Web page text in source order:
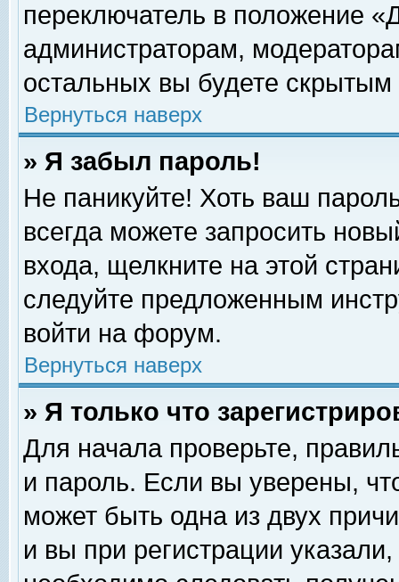
переключатель в положение
администраторам,
остальных вы будете скрытым
Вернуться наверх
» Я забыл пароль!
Не паникуйте! Хоть ваш
всегда можете запросить
входа, щелкните на этой
следуйте предложенным
войти на форум.
Вернуться наверх
» Я только что
Для начала проверьте,
и пароль. Если вы уверены,
может быть одна из двух
и вы при регистрации